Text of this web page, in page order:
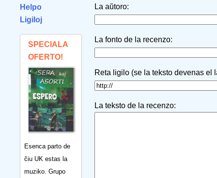
Helpo
Ligiloj
SPECIALA
OFERTO!
Esenca parto de
ĉiu UK estas la
muziko. Grupo
La aŭtoro:
La fonto de la recenzo:
Reta ligilo (se la teksto devenas el
La teksto de la recenzo: